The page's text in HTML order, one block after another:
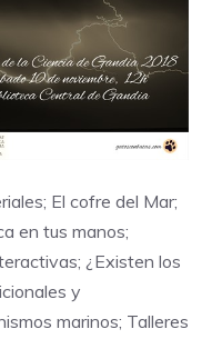
El cofre del Mar;
en tus manos;
¿Existen los
y
marinos; Talleres